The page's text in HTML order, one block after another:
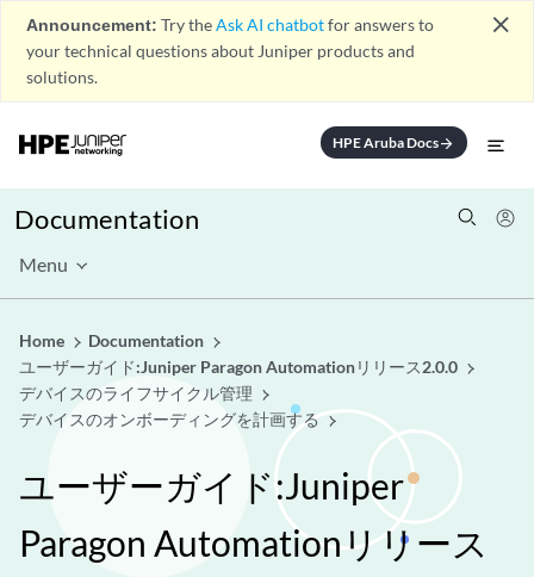
Announcement: Try theAsk AI chatbotfor answers to
your technical questions about Juniper products and
solutions.
close
HPE Aruba Docsarrow_forward
Documentation
Menu
Home
Documentation
ユーザーガイド:Juniper Paragon Automationリリース2.0.0
デバイスのライフサイクル管理
デバイスのオンボーディングを計画する
ユーザーガイド:Juniper
Paragon Automationリリース